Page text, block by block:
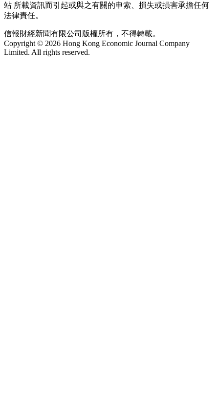
站 所載資訊而引起或與之有關的申索、損失或損害承擔任何
法律責任。
信報財經新聞有限公司版權所有，不得轉載。
Copyright © 2026 Hong Kong Economic Journal Company
Limited. All rights reserved.